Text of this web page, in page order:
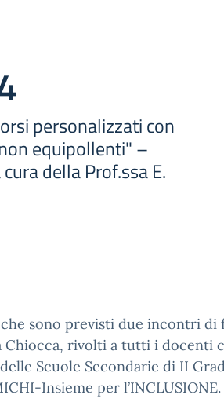
personalizzati con
equipollenti" –
della Prof.ssa E.
sono previsti due incontri
Chiocca, rivolti a tutti i docenti
Scuole Secondarie di II
Insieme per l’INCLUSIONE.